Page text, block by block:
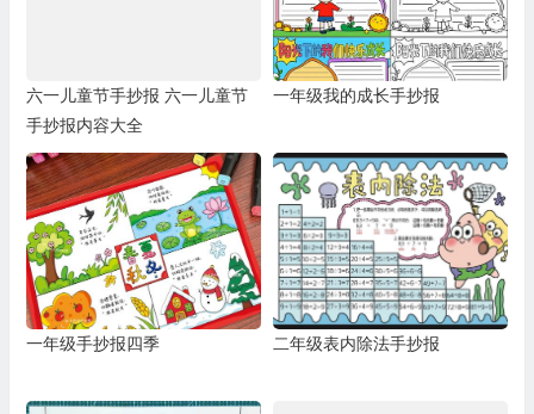
六一儿童节手抄报 六一儿童节
手抄报内容大全
一年级我的成长手抄报
一年级手抄报四季 二年级表内除法手抄报